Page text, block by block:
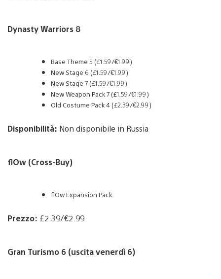
Dynasty Warriors 8
Base Theme 5 (£1.59/€1.99)
New Stage 6 (£1.59/€1.99)
New Stage 7 (£1.59/€1.99)
New Weapon Pack 7 (£1.59/€1.99)
Old Costume Pack 4 (£2.39/€2.99)
Disponibilità: Non disponibile in Russia
flOw (Cross-Buy)
flOw Expansion Pack
Prezzo: £2.39/€2.99
Gran Turismo 6 (uscita venerdì 6)